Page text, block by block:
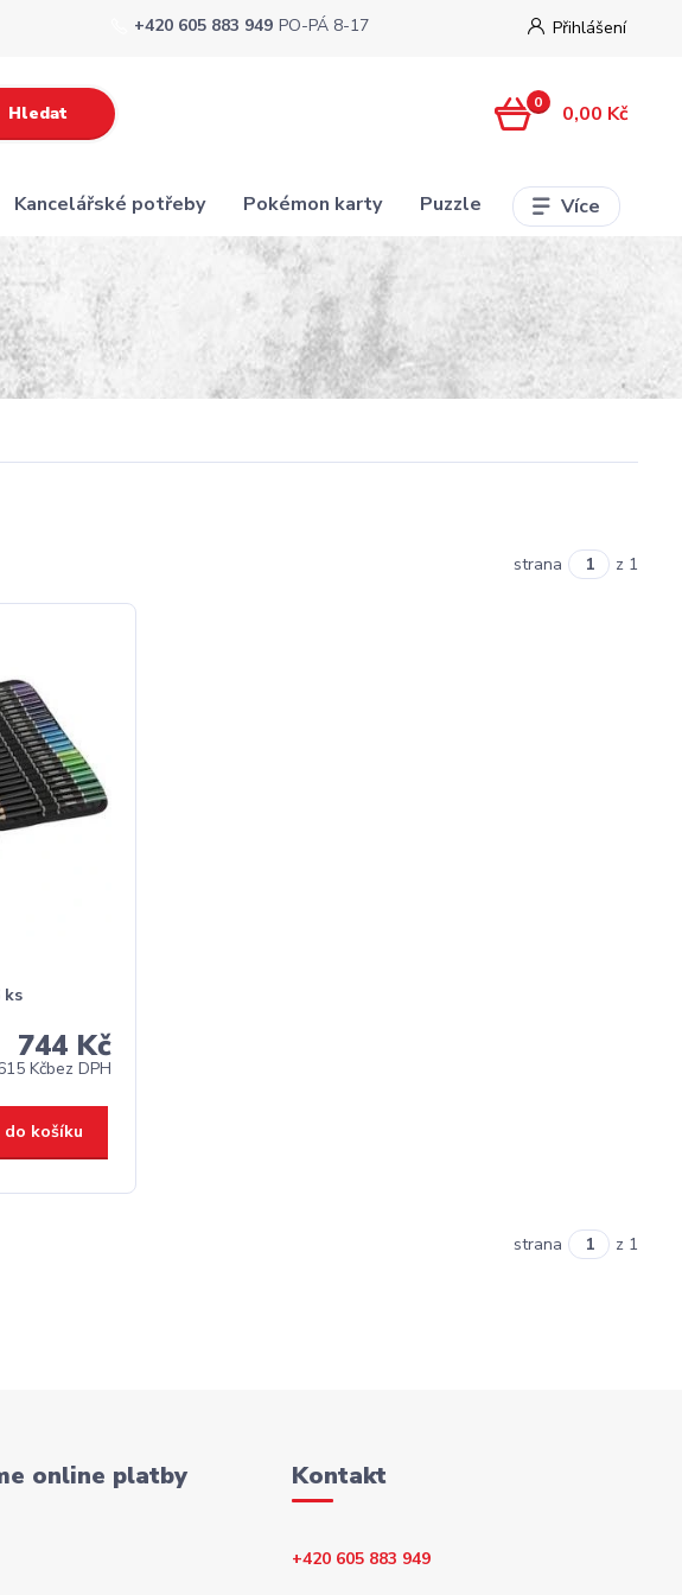
Přihlášení
Hledat
+420 605 883 949 PO-PÁ 8-17
0 0,00 Kč
Kancelářské potřeby Pokémon karty Puzzle Více
strana z 1
ks
744 Kč
Kčbez DPH
košíku
strana z 1
online platby Kontakt
+420 605 883 949